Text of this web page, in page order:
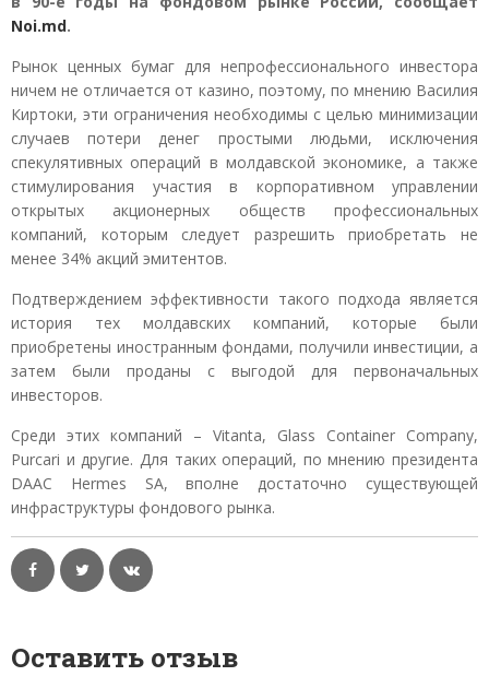
Noi.md.
Рынок ценных бумаг для непрофессионального инвестора
ничем не отличается от казино, поэтому, по мнению Василия
Киртоки, эти ограничения необходимы с целью минимизации
случаев потери денег простыми людьми, исключения
спекулятивных операций в молдавской экономике, а также
стимулирования участия в корпоративном управлении
открытых акционерных обществ профессиональных
компаний, которым следует разрешить приобретать не
менее 34% акций эмитентов.
Подтверждением эффективности такого подхода является
история тех молдавских компаний, которые были
приобретены иностранным фондами, получили инвестиции, а
затем были проданы с выгодой для первоначальных
инвесторов.
Среди этих компаний – Vitanta, Glass Container Company,
Purcari и другие. Для таких операций, по мнению президента
DAAC Hermes SA, вполне достаточно существующей
инфраструктуры фондового рынка.
Оставить отзыв